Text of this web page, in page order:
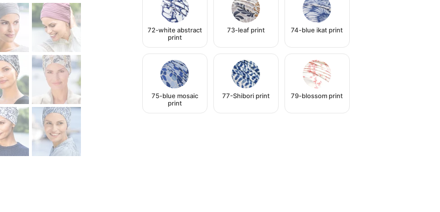
72-white abstract
print
73-leaf print 74-blue ikat print
75-blue mosaic
print
77-Shibori print 79-blossom print